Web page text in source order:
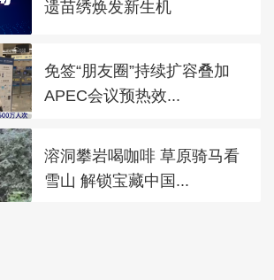
遗苗绣焕发新生机
免签“朋友圈”持续扩容叠加
APEC会议预热效...
溶洞攀岩喝咖啡 草原骑马看
雪山 解锁宝藏中国...